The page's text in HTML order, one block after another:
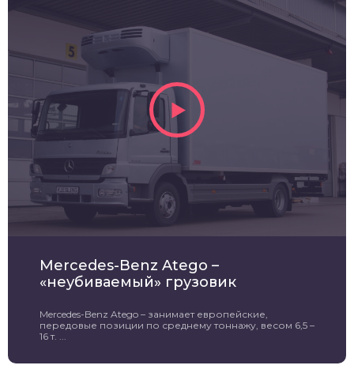
Mercedes-Benz Atego –
«неубиваемый» грузовик
Mercedes-Benz Atego – занимает европейские,
передовые позиции по среднему тоннажу, весом 6,5 –
16 т. ...